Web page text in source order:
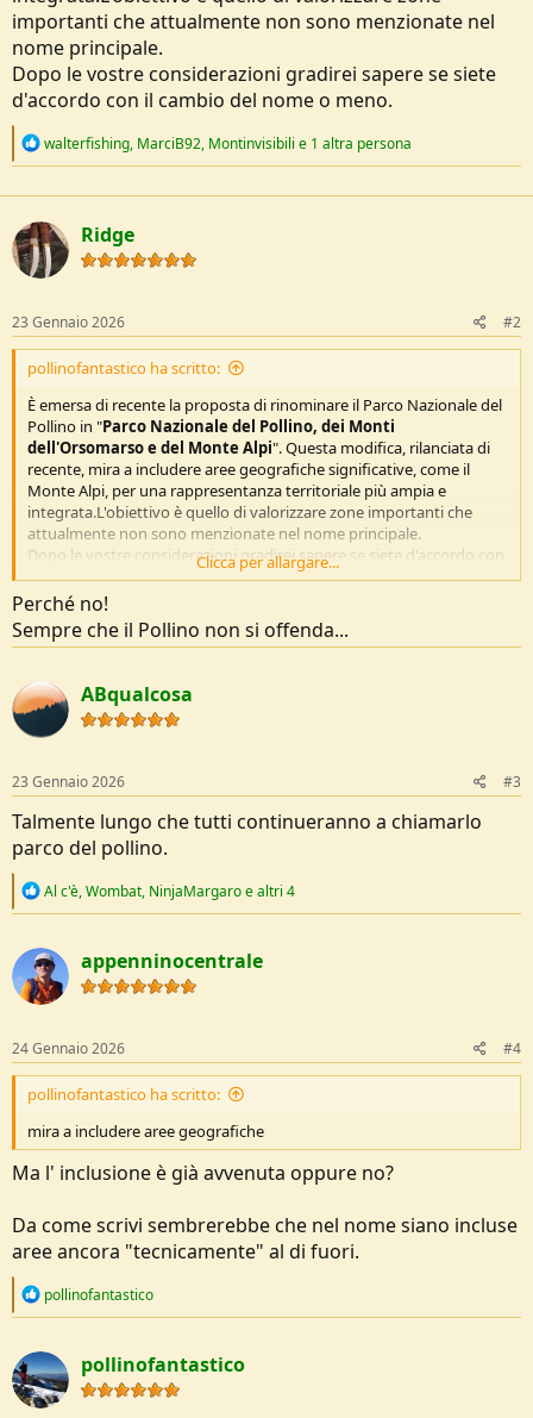
importanti che attualmente non sono menzionate nel
nome principale.
Dopo le vostre considerazioni gradirei sapere se siete
d'accordo con il cambio del nome o meno.
R
c
t
i
o
n
walterfishing, MarciB92, Montinvisibili e 1 altra persona
Ridge
23 Gennaio 2026 #2
pollinofantastico ha scritto:
È emersa di recente la proposta di rinominare il Parco Nazionale del
Pollino in "Parco Nazionale del Pollino, dei Monti
dell'Orsomarso e del Monte Alpi". Questa modifica, rilanciata di
recente, mira a includere aree geografiche significative, come il
Monte Alpi, per una rappresentanza territoriale più ampia e
integrata.L'obiettivo è quello di valorizzare zone importanti che
attualmente non sono menzionate nel nome principale.
Dopo le vostre considerazioni gradirei sapere se siete d'accordo con
il cambio del nome o meno.
Clicca per allargare...
Perché no!
Sempre che il Pollino non si offenda...
ABqualcosa
23 Gennaio 2026 #3
Talmente lungo che tutti continueranno a chiamarlo
parco del pollino.
R
c
t
i
o
s
:
Al c'è,Wombat, NinjaMargaroe altri 4
appenninocentrale
24 Gennaio 2026 #4
pollinofantastico ha scritto:
mira a includere aree geografiche
Ma l' inclusione è già avvenuta oppure no?
Da come scrivi sembrerebbe che nel nome siano incluse
aree ancora "tecnicamente" al di fuori.
R
c
t
i
o
pollinofantastico
pollinofantastico